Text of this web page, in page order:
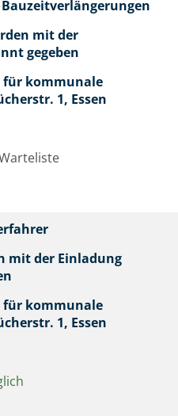
mit der
gegeben
kommunale
1, Essen
mit der Einladung
kommunale
1, Essen